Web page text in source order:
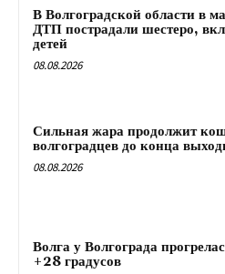
В Волгоградской области в
ДТП пострадали шестеро,
детей
08.08.2026
Сильная жара продолжит
волгоградцев до конца
08.08.2026
Волга у Волгограда
+28 градусов